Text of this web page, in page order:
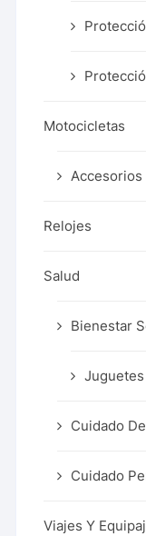
Motocicletas
Accesorios
Relojes
Salud
Bienestar
Cuidado
Cuidado
Viajes Y